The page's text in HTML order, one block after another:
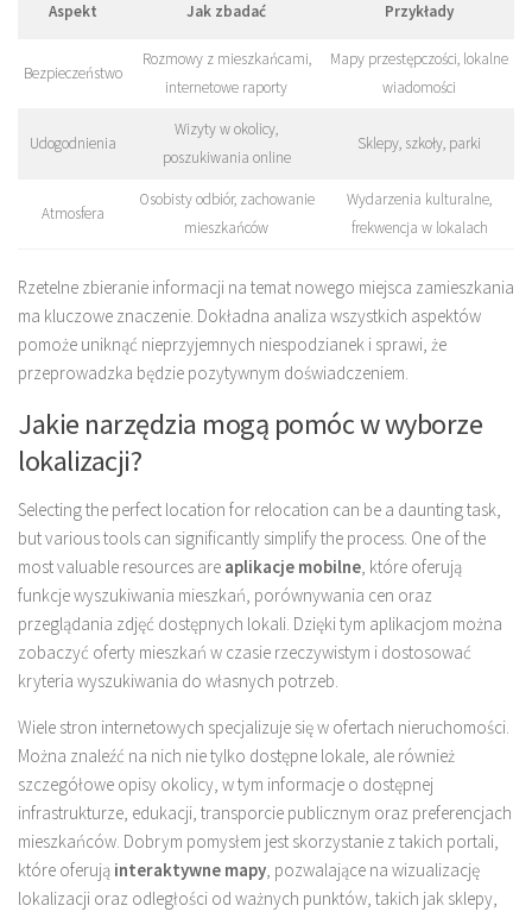
Aspekt Jak zbadać Przykłady
Bezpieczeństwo
Rozmowy z mieszkańcami,
internetowe raporty
Mapy przestępczości, lokalne
wiadomości
Udogodnienia
Wizyty w okolicy,
poszukiwania online
Sklepy, szkoły, parki
Atmosfera
Osobisty odbiór, zachowanie
mieszkańców
Wydarzenia kulturalne,
frekwencja w lokalach
Rzetelne zbieranie informacji na temat nowego miejsca zamieszkania
ma kluczowe znaczenie. Dokładna analiza wszystkich aspektów
pomoże uniknąć nieprzyjemnych niespodzianek i sprawi, że
przeprowadzka będzie pozytywnym doświadczeniem.
Jakie narzędzia mogą pomóc w wyborze
lokalizacji?
Selecting the perfect location for relocation can be a daunting task,
but various tools can significantly simplify the process. One of the
most valuable resources are aplikacje mobilne, które oferują
funkcje wyszukiwania mieszkań, porównywania cen oraz
przeglądania zdjęć dostępnych lokali. Dzięki tym aplikacjom można
zobaczyć oferty mieszkań w czasie rzeczywistym i dostosować
kryteria wyszukiwania do własnych potrzeb.
Wiele stron internetowych specjalizuje się w ofertach nieruchomości.
Można znaleźć na nich nie tylko dostępne lokale, ale również
szczegółowe opisy okolicy, w tym informacje o dostępnej
infrastrukturze, edukacji, transporcie publicznym oraz preferencjach
mieszkańców. Dobrym pomysłem jest skorzystanie z takich portali,
które oferują interaktywne mapy, pozwalające na wizualizację
lokalizacji oraz odległości od ważnych punktów, takich jak sklepy,